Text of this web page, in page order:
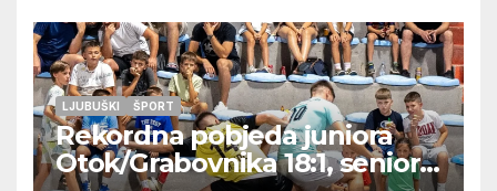
LJUBUŠKI ŠPORT
Rekordna pobjeda juniora
Otok/Grabovnika 18:1, seniori